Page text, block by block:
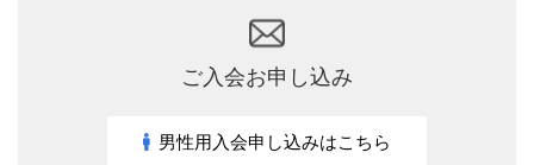
ご入会お申し込み
男性用入会申し込みはこちら